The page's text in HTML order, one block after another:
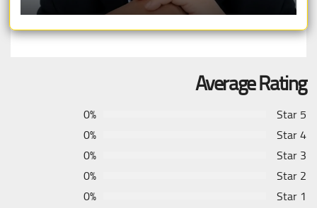
Average Rating
5 Star
0%
4 Star
0%
3 Star
0%
2 Star
0%
1 Star
0%